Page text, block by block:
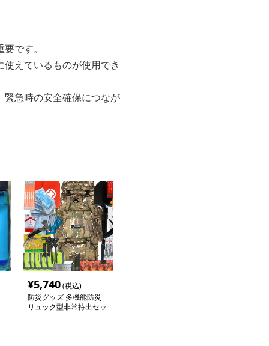
です。
えているものが使用でき
緊急時の安全確保につなが
¥5,740(税込)
防災グッズ 多機能防災
リュック型非常持出セッ